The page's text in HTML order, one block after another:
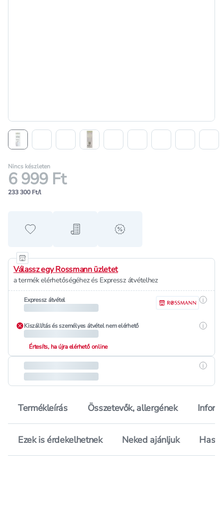
Nincs készleten
6 999 Ft
233 300 Ft/l
Hozzáadás a kedvencekhez
Hozzáadás a bevásárló listához
alert when on sale
Válassz egy Rossmann üzletet
a termék elérhetőségéhez és Expressz átvételhez
Expressz átvétel
Kiszállítás és személyes átvétel nem elérhető
Értesíts, ha újra elérhető online
Termékleírás Összetevők, allergének
Ezek is érdekelhetnek Neked ajánljuk